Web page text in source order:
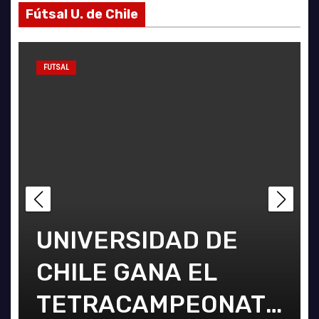
ACTUALIDAD GALERÍA FOTOGRÁFICA
GALERÍA DE
FOTOGRAFÍAS DE
ACCESOS DEL
Fútsal U. de Chile
FUTSAL
UNIVERSIDAD DE
CHILE GANA EL
TETRACAMPEONATO